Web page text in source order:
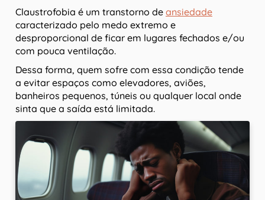
Claustrofobia é um transtorno de ansiedade
caracterizado pelo medo extremo e
desproporcional de ficar em lugares fechados e/ou
com pouca ventilação.
Dessa forma, quem sofre com essa condição tende
a evitar espaços como elevadores, aviões,
banheiros pequenos, túneis ou qualquer local onde
sinta que a saída está limitada.